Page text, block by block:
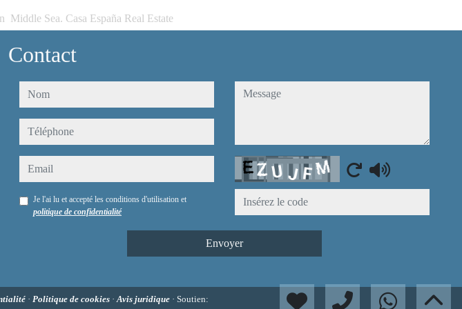
Sea. Casa España Real Estate
Contact
nom
téléphone
email
Je l'ai lu et accepté les conditions d'utilisation et
politique de confidentialité
message
Captcha
Envoyer
· Politique de cookies ·Avis juridique · Soutien: